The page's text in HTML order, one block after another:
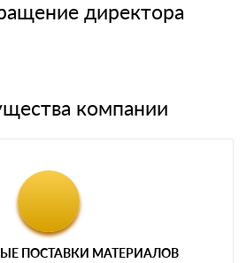
со склада самовывоза.
директора
компании
ПОСТАВКИ МАТЕРИАЛОВ